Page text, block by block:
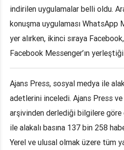
indirilen uygulamalar belli oldu.
konuşma uygulaması WhatsApp
yer alırken, ikinci sıraya
Facebook Messenger’ın
Ajans Press, sosyal medya ile
adetlerini inceledi. Ajans Press
arşivinden derlediği bilgilere göre
ile alakalı basına 137 bin 258
Yerel ve ulusal olmak üzere tüm